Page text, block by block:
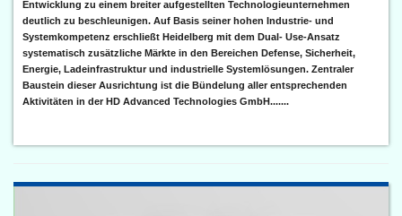
Entwicklung zu einem breiter aufgestellten Technologieunternehmen
deutlich zu beschleunigen. Auf Basis seiner hohen Industrie- und
Systemkompetenz erschließt Heidelberg mit dem Dual- Use-Ansatz
systematisch zusätzliche Märkte in den Bereichen Defense, Sicherheit,
Energie, Ladeinfrastruktur und industrielle Systemlösungen. Zentraler
Baustein dieser Ausrichtung ist die Bündelung aller entsprechenden
Aktivitäten in der HD Advanced Technologies GmbH.......